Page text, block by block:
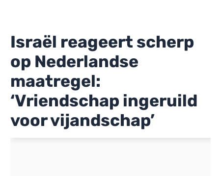
Israël reageert scherp
op Nederlandse
maatregel:
‘Vriendschap ingeruild
voor vijandschap’